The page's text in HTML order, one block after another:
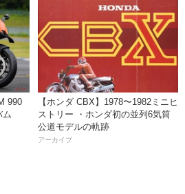
990
ム
【ホンダ CBX】1978〜1982ミニヒ
ストリー ・ホンダ初の並列6気筒
公道モデルの軌跡
アーカイブ